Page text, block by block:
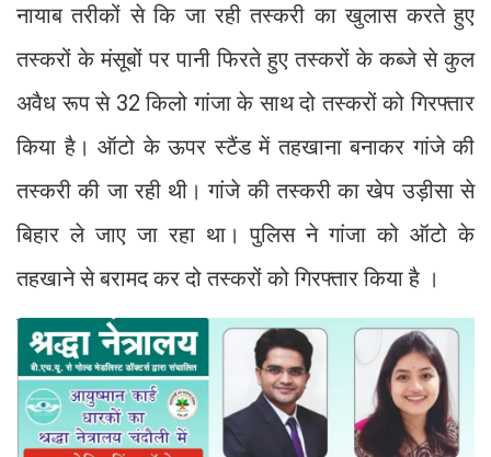
नायाब तरीकों से कि जा रही तस्करी का खुलास करते हुए
तस्करों के मंसूबों पर पानी फिरते हुए तस्करों के कब्जे से कुल
अवैध रूप से 32 किलो गांजा के साथ दो तस्करों को गिरफ्तार
किया है। ऑटो के ऊपर स्टैंड में तहखाना बनाकर गांजे की
तस्करी की जा रही थी। गांजे की तस्करी का खेप उड़ीसा से
बिहार ले जाए जा रहा था। पुलिस ने गांजा को ऑटो के
तहखाने से बरामद कर दो तस्करों को गिरफ्तार किया है ।